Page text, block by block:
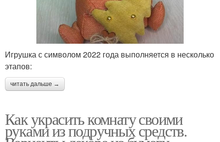
Игрушка с символом 2022 года выполняется в несколько
этапов:
читать дальше →
Как украсить комнату своими
руками из подручных средств.